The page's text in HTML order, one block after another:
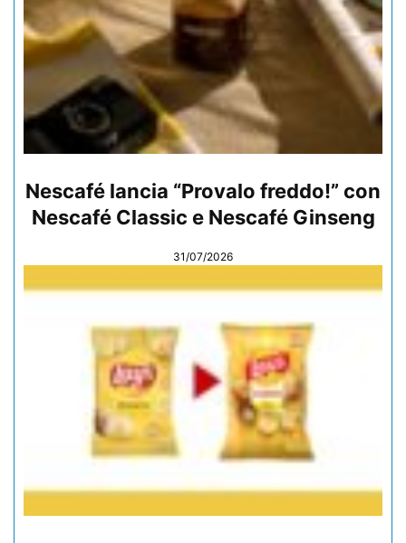
Nescafé lancia “Provalo freddo!” con
Nescafé Classic e Nescafé Ginseng
31/07/2026